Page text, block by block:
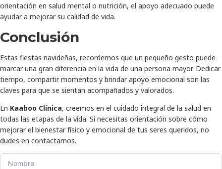
orientación en salud mental o nutrición, el apoyo adecuado puede
ayudar a mejorar su calidad de vida.
Conclusión
Estas fiestas navideñas, recordemos que un pequeño gesto puede
marcar una gran diferencia en la vida de una persona mayor. Dedicar
tiempo, compartir momentos y brindar apoyo emocional son las
claves para que se sientan acompañados y valorados.
En Kaaboo Clínica, creemos en el cuidado integral de la salud en
todas las etapas de la vida. Si necesitas orientación sobre cómo
mejorar el bienestar físico y emocional de tus seres queridos, no
dudes en contactarnos.